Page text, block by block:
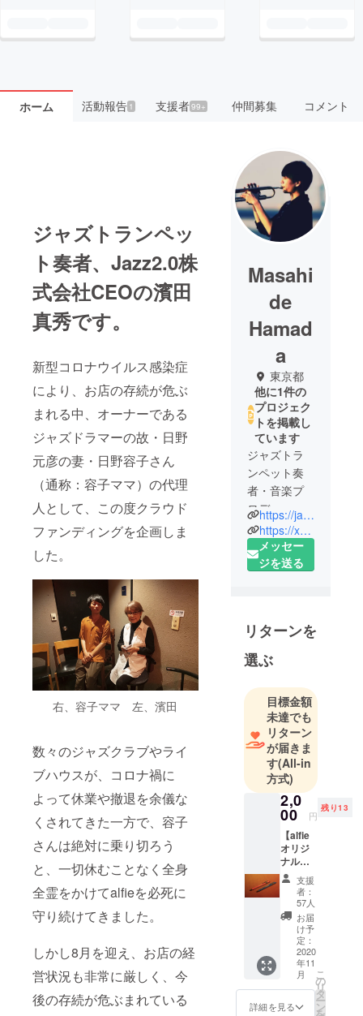
ホーム 活動報告1 支援者99+ 仲間募集 コメント
ジャズトランペッ
ト奏者、Jazz2.0株
式会社CEOの濱田
真秀です。
新型コロナウイルス感染症
により、お店の存続が危ぶ
まれる中、オーナーである
ジャズドラマーの故・日野
元彦の妻・日野容子さん
（通称：容子ママ）の代理
人として、この度クラウド
ファンディングを企画しま
した。
右、容子ママ 左、濱田
数々のジャズクラブやライ
ブハウスが、コロナ禍に
よって休業や撤退を余儀な
くされてきた一方で、容子
さんは絶対に乗り切ろう
と、一切休むことなく全身
全霊をかけてalfieを必死に
守り続けてきました。
しかし8月を迎え、お店の経
営状況も非常に厳しく、今
後の存続が危ぶまれている
Masahi
de
Hamad
a
東京都
他に1件の
プロジェク
トを掲載し
ています
ジャズトラ
ンペット奏
者・音楽プ
ロデュー
サー
Jazz2.0株式
会社 代表
12日生まれ
立命館アジ
ア太平洋大
学4回生
東京と別府
の2地域居
住。
日本最大級
のジャズメ
ディアを運
演奏活動、
音楽制作、
コンテンツ
マーケ、映
像制作企画
等のクリエ
イターとし
て活動。
YouTube
https://jazz2-0.com/
https://xn--n8jtc3el8459axma.com/
メッセー
ジを送る
リターンを
選ぶ
目標金額
未達でも
リターン
が届きま
す(All-in
方式)
2,0
00 円
残り13
【alfie
オリジ
ナル
ボール
ペン
（赤）
】 黒色
のイン
クで
す。 書
きやす
さを重
視した
こだわ
支援
者：
57人
お届
け予
定：
2020
年11
月
詳細を見る
こ
の
リ
タ
ー
ン